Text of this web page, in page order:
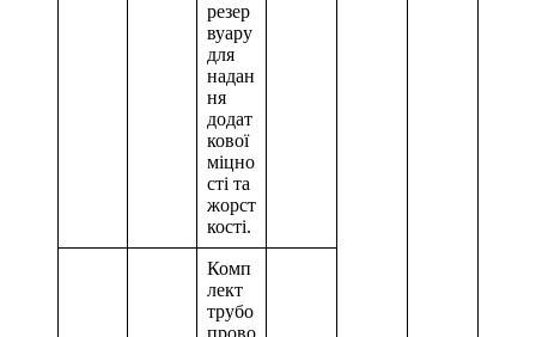
резер
вуару
для
надан
ня
додат
кової
міцно
сті та
жорст
кості.
Комп
лект
трубо
прово